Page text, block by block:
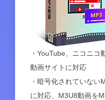
・YouTube、ニコニ
動画サイトに対応
・暗号化されていない
に対応、M3U8動画を